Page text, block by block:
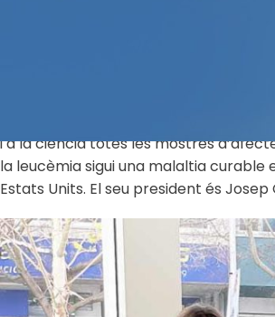
L’objectiu d’aquesta acció és donar
importància de la investigació per a
recaptacions ni donacions in situ,
La Fundació Josep Carreras contra
Carreras, després de recuperar-se
i a la ciència totes les mostres
la leucèmia sigui una malaltia curable
Estats Units. El seu president és Josep